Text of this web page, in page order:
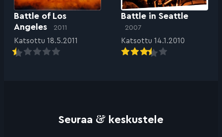
Battle of Los
Angeles
2011
Katsottu 18.5.2011
Battle in Seattle
2007
Katsottu 14.1.2010
Seuraa & keskustele